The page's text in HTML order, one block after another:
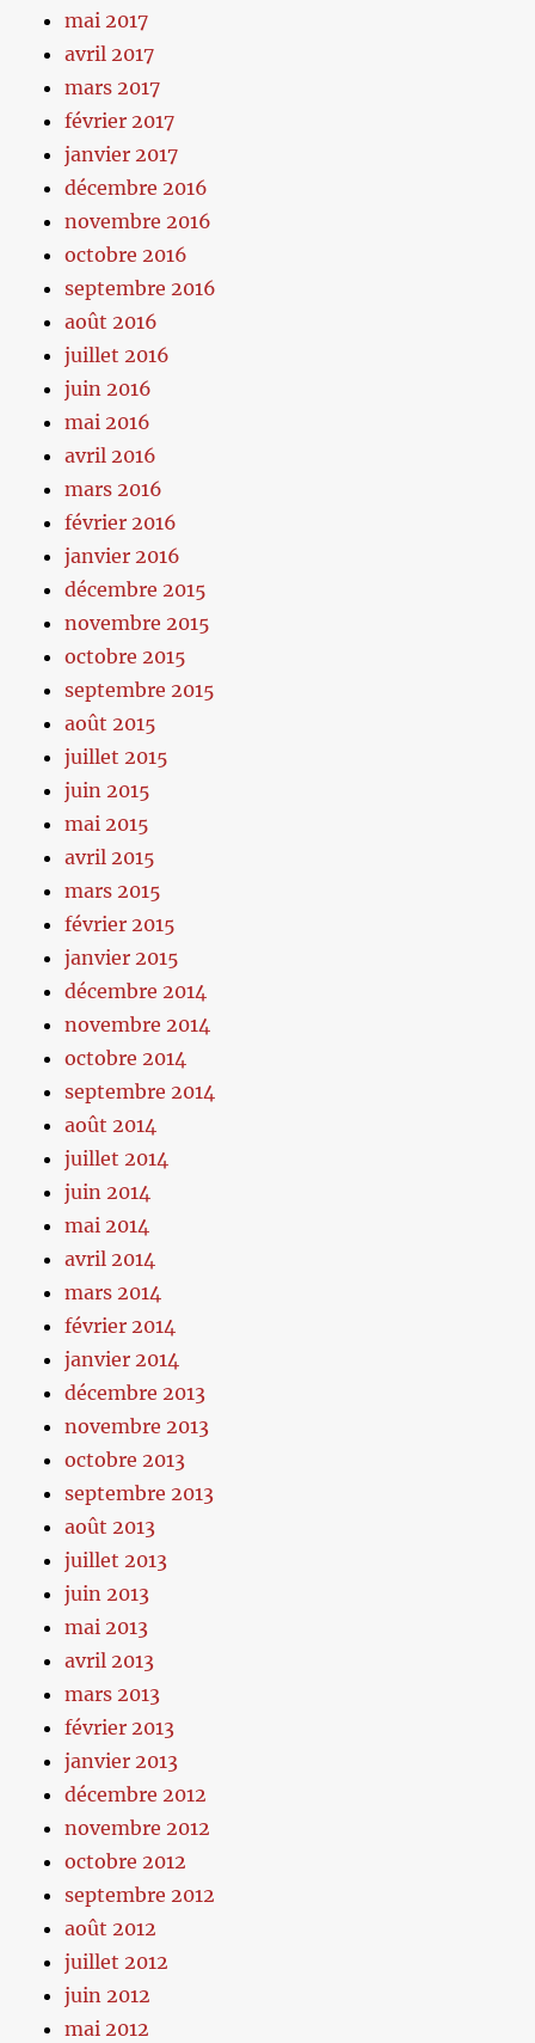
mai 2017
avril 2017
mars 2017
février 2017
janvier 2017
décembre 2016
novembre 2016
octobre 2016
septembre 2016
août 2016
juillet 2016
juin 2016
mai 2016
avril 2016
mars 2016
février 2016
janvier 2016
décembre 2015
novembre 2015
octobre 2015
septembre 2015
août 2015
juillet 2015
juin 2015
mai 2015
avril 2015
mars 2015
février 2015
janvier 2015
décembre 2014
novembre 2014
octobre 2014
septembre 2014
août 2014
juillet 2014
juin 2014
mai 2014
avril 2014
mars 2014
février 2014
janvier 2014
décembre 2013
novembre 2013
octobre 2013
septembre 2013
août 2013
juillet 2013
juin 2013
mai 2013
avril 2013
mars 2013
février 2013
janvier 2013
décembre 2012
novembre 2012
octobre 2012
septembre 2012
août 2012
juillet 2012
juin 2012
mai 2012